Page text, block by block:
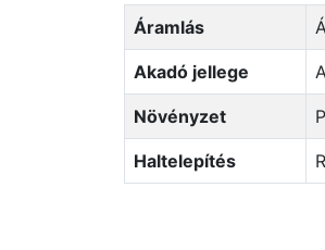
Áramlás
Akadó jellege
Növényzet
Haltelepítés